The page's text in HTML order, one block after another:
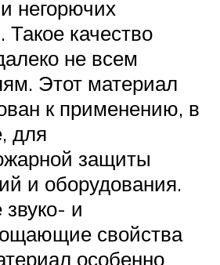
негорючих
Такое качество
не всем
Этот материал
к применению, в
для
защиты
и оборудования.
и
свойства
особенно